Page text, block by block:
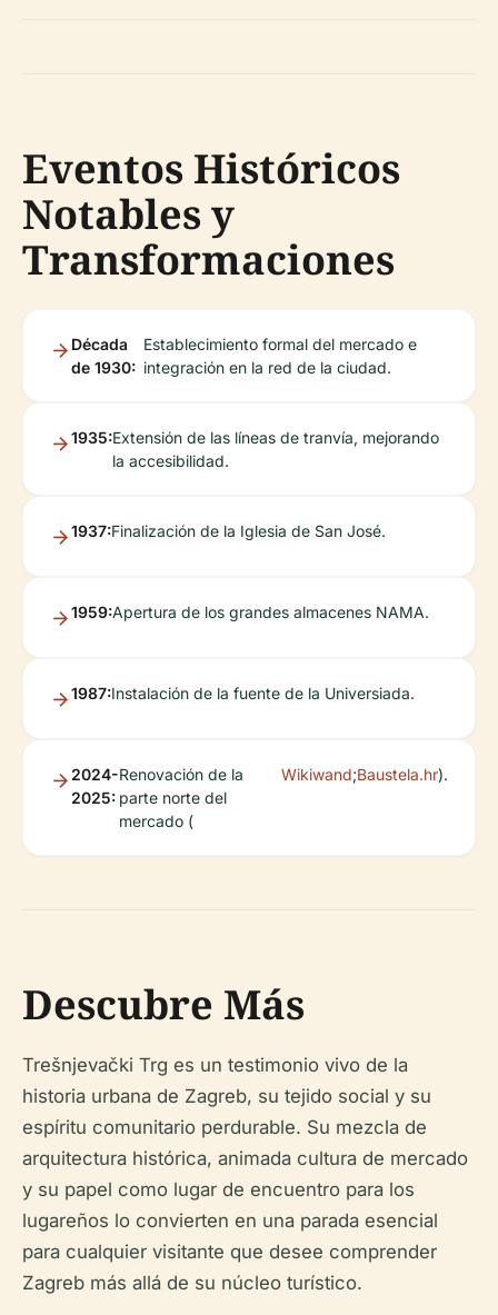
Eventos Históricos
Notables y
Transformaciones
Década
de 1930:
Establecimiento formal del mercado e
integración en la red de la ciudad.
1935:Extensión de las líneas de tranvía, mejorando
la accesibilidad.
1937:Finalización de la Iglesia de San José.
1959:Apertura de los grandes almacenes NAMA.
1987:Instalación de la fuente de la Universiada.
2024-
2025:
Renovación de la
parte norte del
mercado (
Wikiwand;Baustela.hr).
Descubre Más
Trešnjevački Trg es un testimonio vivo de la
historia urbana de Zagreb, su tejido social y su
espíritu comunitario perdurable. Su mezcla de
arquitectura histórica, animada cultura de mercado
y su papel como lugar de encuentro para los
lugareños lo convierten en una parada esencial
para cualquier visitante que desee comprender
Zagreb más allá de su núcleo turístico.